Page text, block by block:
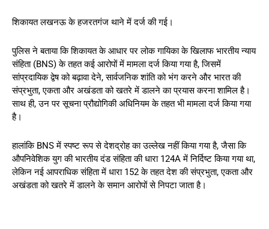
शिकायत लखनऊ के हजरतगंज थाने में दर्ज की गई।
पुलिस ने बताया कि शिकायत के आधार पर लोक गायिका के खिलाफ भारतीय न्याय
संहिता (BNS) के तहत कई आरोपों में मामला दर्ज किया गया है, जिसमें
सांप्रदायिक द्वेष को बढ़ावा देने, सार्वजनिक शांति को भंग करने और भारत की
संप्रभुता, एकता और अखंडता को खतरे में डालने का प्रयास करना शामिल है।
साथ ही, उन पर सूचना प्रौद्योगिकी अधिनियम के तहत भी मामला दर्ज किया गया
है।
हालांकि BNS में स्पष्ट रूप से देशद्रोह का उल्लेख नहीं किया गया है, जैसा कि
औपनिवेशिक युग की भारतीय दंड संहिता की धारा 124A में निर्दिष्ट किया गया था,
लेकिन नई आपराधिक संहिता में धारा 152 के तहत देश की संप्रभुता, एकता और
अखंडता को खतरे में डालने के समान आरोपों से निपटा जाता है।